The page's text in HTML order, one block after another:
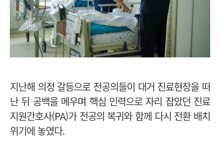
지난해 의정 갈등으로 전공의들이 대거 진료현장을 떠
난 뒤 공백을 메우며 핵심 인력으로 자리 잡았던 진료
지원간호사(PA)가 전공의 복귀와 함께 다시 전환 배치
위기에 놓였다.